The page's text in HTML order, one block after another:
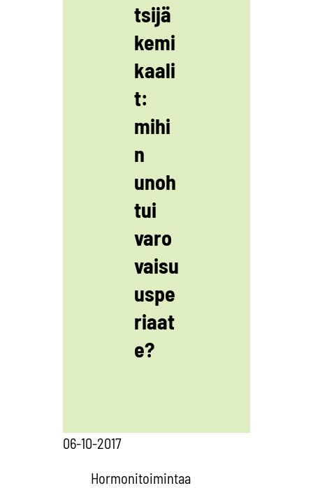
tsijä
kemi
kaali
t:
mihi
n
unoh
tui
varo
vaisu
uspe
riaat
e?
06-10-2017
Hormonitoimintaa